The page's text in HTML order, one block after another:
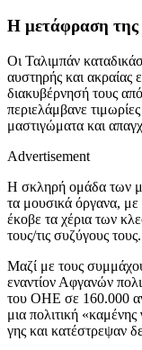
Η μετάφραση της
Οι Ταλιμπάν
αυστηρής και ακραίας
διακυβέρνησή τους
περιελάμβανε
μαστιγώματα και
Advertisement
Η σκληρή ομάδα των
τα μουσικά όργανα, με
έκοβε τα χέρια των
τους/τις συζύγους τους.
Μαζί με τους
εναντίον Αφγανών
του ΟΗΕ σε 160.000
μια πολιτική
γης και κατέστρεψαν